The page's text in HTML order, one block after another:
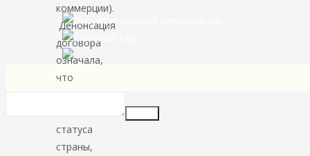
коммерции).
Денонсация
договора
означала,
что
статуса
страны,